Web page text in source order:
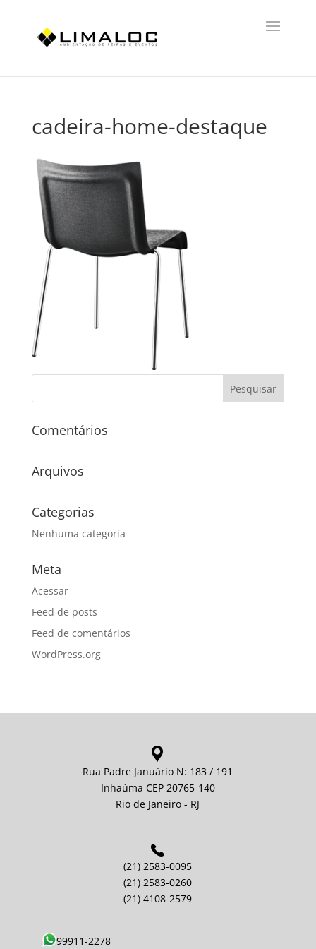
cadeira-home-destaque
Comentários
Arquivos
Categorias
Nenhuma categoria
Meta
Acessar
Feed de posts
Feed de comentários
WordPress.org
Rua Padre Januário N: 183 / 191
Inhaúma CEP 20765-140
Rio de Janeiro - RJ
(21) 2583-0095
(21) 2583-0260
(21) 4108-2579
99911-2278